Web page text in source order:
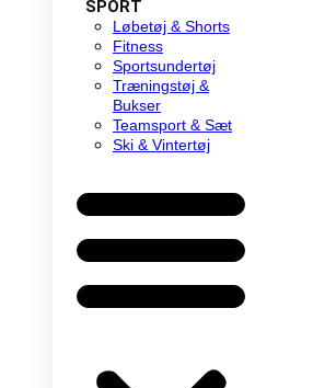
SPORT
Løbetøj & Shorts
Fitness
Sportsundertøj
Træningstøj &
Bukser
Teamsport & Sæt
Ski & Vintertøj